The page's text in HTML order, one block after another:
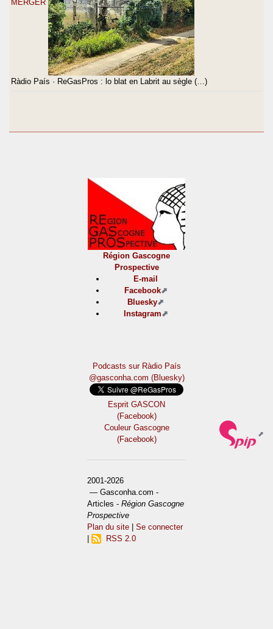
Ràdio País · ReGasPros : lo blat en Labrit au sègle (…)
Région Gascogne
Prospective
E-mail
Facebook
Bluesky
Instagram
Podcasts sur Ràdio País
@gasconha.com (Bluesky)
Esprit GASCON
(Facebook)
Couleur Gascogne
(Facebook)
2001-2026
— Gasconha.com -
Articles -Région Gascogne
Prospective
Plan du site |Se connecter
RSS 2.0